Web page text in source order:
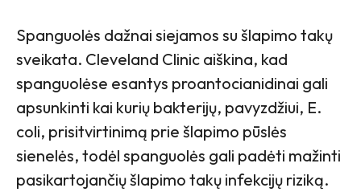
Spanguolės dažnai siejamos su šlapimo takų
sveikata. Cleveland Clinic aiškina, kad
spanguolėse esantys proantocianidinai gali
apsunkinti kai kurių bakterijų, pavyzdžiui, E.
coli, prisitvirtinimą prie šlapimo pūslės
sienelės, todėl spanguolės gali padėti mažinti
pasikartojančių šlapimo takų infekcijų riziką.